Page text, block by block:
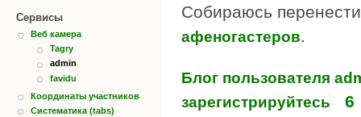
Сервисы
Веб камера
Tagry
admin
favidu
Координаты участников
Систематика (tabs)
Собираюсь
афеногастеров
Блог пользователя
зарегистрируйтесь
6